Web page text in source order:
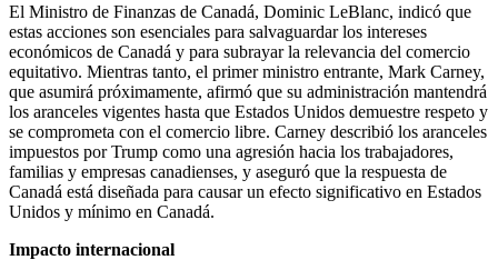
El Ministro de Finanzas de Canadá, Dominic LeBlanc, indicó que
estas acciones son esenciales para salvaguardar los intereses
económicos de Canadá y para subrayar la relevancia del comercio
equitativo. Mientras tanto, el primer ministro entrante, Mark Carney,
que asumirá próximamente, afirmó que su administración mantendrá
los aranceles vigentes hasta que Estados Unidos demuestre respeto y
se comprometa con el comercio libre. Carney describió los aranceles
impuestos por Trump como una agresión hacia los trabajadores,
familias y empresas canadienses, y aseguró que la respuesta de
Canadá está diseñada para causar un efecto significativo en Estados
Unidos y mínimo en Canadá. ​
Impacto internacional